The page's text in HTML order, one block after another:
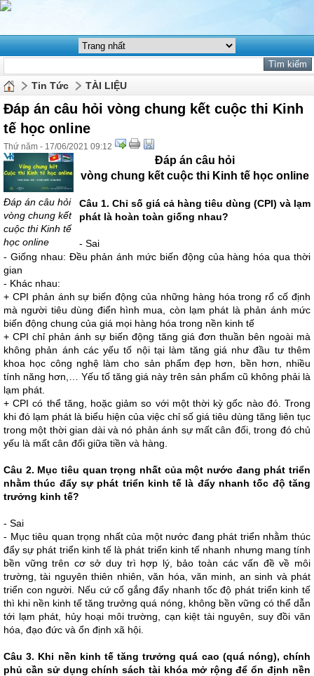
Tin Tức TÀI LIỆU
Đáp án câu hỏi vòng chung kết cuộc thi Kinh
tế học online
Thứ năm - 17/06/2021 09:12
Đáp án câu hỏi
vòng chung kết
cuộc thi Kinh tế
học online
Đáp án câu hỏi
vòng chung kết cuộc thi Kinh tế học online
Câu 1. Chỉ số giá cả hàng tiêu dùng (CPI) và lạm
phát là hoàn toàn giống nhau?
- Sai
- Giống nhau: Đều phản ánh mức biến động của hàng hóa qua thời
gian
- Khác nhau:
+ CPI phản ánh sự biến động của những hàng hóa trong rổ cố định
mà người tiêu dùng điển hình mua, còn lạm phát là phản ánh mức
biến động chung của giá mọi hàng hóa trong nền kinh tế
+ CPI chỉ phản ánh sự biến động tăng giá đơn thuần bên ngoài mà
không phản ánh các yếu tố nội tại làm tăng giá như đầu tư thêm
khoa học công nghệ làm cho sản phẩm đẹp hơn, bền hơn, nhiều
tính năng hơn,… Yếu tố tăng giá này trên sản phẩm cũ không phải là
lạm phát.
+ CPI có thể tăng, hoặc giảm so với một thời kỳ gốc nào đó. Trong
khi đó lạm phát là biểu hiện của việc chỉ số giá tiêu dùng tăng liên tục
trong một thời gian dài và nó phản ánh sự mất cân đối, trong đó chủ
yếu là mất cân đối giữa tiền và hàng.
Câu 2. Mục tiêu quan trọng nhất của một nước đang phát triển
nhằm thúc đẩy sự phát triển kinh tế là đẩy nhanh tốc độ tăng
trưởng kinh tế?
- Sai
- Mục tiêu quan trọng nhất của một nước đang phát triển nhằm thúc
đẩy sự phát triển kinh tế là phát triển kinh tế nhanh nhưng mang tính
bền vững trên cơ sở duy trì hợp lý, bảo toàn các vấn đề về môi
trường, tài nguyên thiên nhiên, văn hóa, văn minh, an sinh và phát
triển con người. Nếu cứ cố gắng đẩy nhanh tốc độ phát triển kinh tế
thì khi nền kinh tế tăng trưởng quá nóng, không bền vững có thể dẫn
tới lạm phát, hủy hoại môi trường, cạn kiệt tài nguyên, suy đồi văn
hóa, đạo đức và ổn định xã hội.
Câu 3. Khi nền kinh tế tăng trưởng quá cao (quá nóng), chính
phủ cần sử dụng chính sách tài khóa mở rộng để ổn định nền